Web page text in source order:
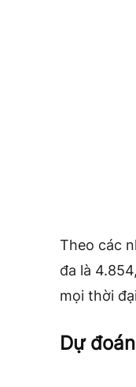
Theo các
đa là
mọi thời
Dự